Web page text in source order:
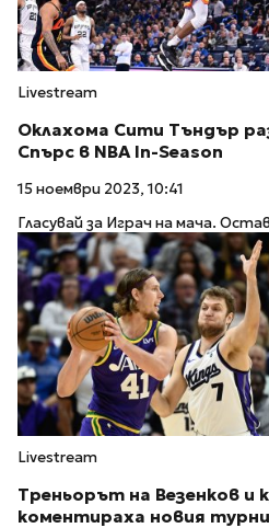
Livestream
Оклахома Сити Тъндър
Спърс в NBA In-Season
15 ноември 2023, 10:41
Гласувай за Играч на мача.
Livestream
Треньорът на Везенкoв и
коментираха новия